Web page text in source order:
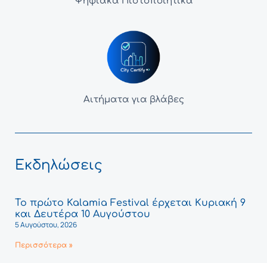
Αιτήματα για βλάβες
Εκδηλώσεις
Το πρώτο Kalamia Festival έρχεται Κυριακή 9
και Δευτέρα 10 Αυγούστου
5 Αυγούστου, 2026
Περισσότερα »